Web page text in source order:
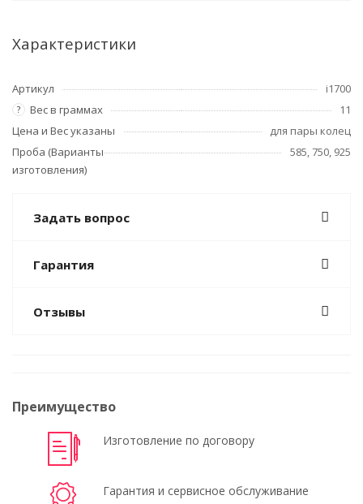
Характеристики
Артикул i1700
? Вес в граммах
11
Цена и Вес указаны
для пары колец
Проба (Варианты
изготовления)
585, 750, 925
Задать вопрос
Гарантия
Отзывы
Преимущество
Изготовление по договору
Гарантия и сервисное обслуживание